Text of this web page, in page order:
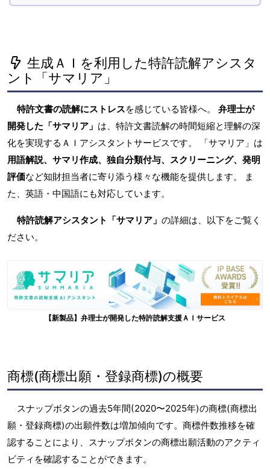
生成ＡＩを利用した特許読解アシスタ
ント「サマリア」
特許文書の読解にストレスを感じている皆様へ。 弁理士が
開発した「サマリア」 は、特許文書読解の時間短縮と理解の深
化を実現するＡＩアシスタントサービスです。 「サマリア」は
用語解説、サマリ作成、独自分類付与、スクリーニング、発明
評価など知財担当者に寄り添う様々な機能を提供します。 ま
た、英語・中国語にも対応しています。
特許読解アシスタント「サマリア」 の詳細は、以下をご覧く
ださい。
【新製品】弁理士が開発した特許読解支援ＡＩサービス
商標(商標出願・登録商標)の概要
スナップボタンの過去5年間(2020〜2025年)の商標(商標出
願・登録商標)の出願件数は増加傾向です。商標件数推移を確
認することにより、スナップボタンの商標出願活動のアクティ
ビティを確認することができます。